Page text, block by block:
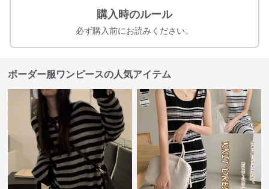
購入時のルール
必ず購入前にお読みください。
ボーダー服ワンピースの人気アイテム